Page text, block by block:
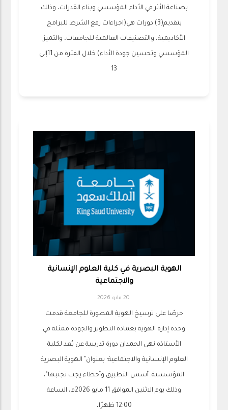
بصناعة الأثر في الأداء المؤسسي وبناء القدرات، وذلك
بتقديم(3) دورات هي(اجراءات رفع الشرط للبرامج
الأكاديمية، والتصنيفات العالمية للجامعات، والتميز
المؤسسي وتحسين جودة الأداء) خلال الفترة من 11إلى
13
الهوية البصرية في كلية العلوم الإنسانية
والاجتماعية
20 مايو 2026
حرصًا على ترسيخ الهوية المطورة للجامعة قدمت
وحدة إدارة الهوية بعمادة التطوير والجودة ممثلة في
الأستاذة نهى الحمدان دورة تدريبية عن بُعد لكلية
العلوم الإنسانية والاجتماعية؛ بعنوان" الهوية البصرية
المؤسسية: أسس التطبيق وأخطاء يجب تجنبها"،
وذلك يوم الاثنين الموافق 11 مايو 2026م، الساعة
12:00 ظهرًا،